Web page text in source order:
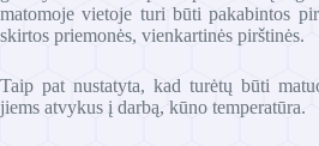
matomoje vietoje turi būti pakabintos
skirtos priemonės, vienkartinės pirštinės.
Taip pat nustatyta, kad turėtų būti
jiems atvykus į darbą, kūno temperatūra.